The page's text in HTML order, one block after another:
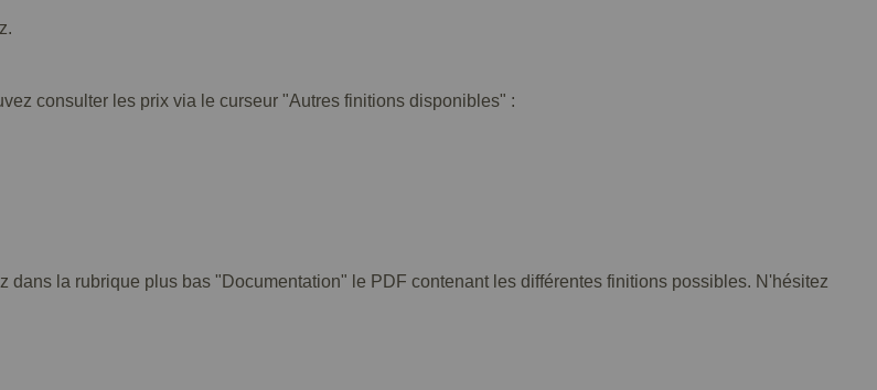
consulter les prix via le curseur "Autres finitions disponibles" :
la rubrique plus bas "Documentation" le PDF contenant les différentes finitions possibles. N'hésitez